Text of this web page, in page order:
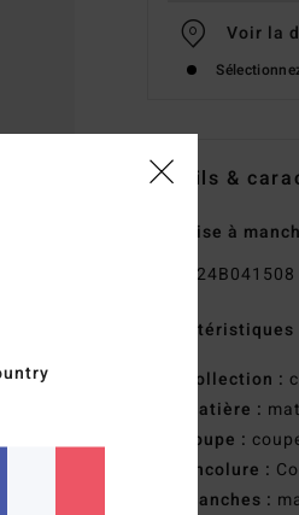
Voir la
Details &
Chemise à
24B041508
Caractéristiques
Collection :
Matière :
coupe :
Encolure :
Manches :